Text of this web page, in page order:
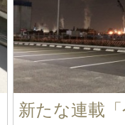
新たな連載